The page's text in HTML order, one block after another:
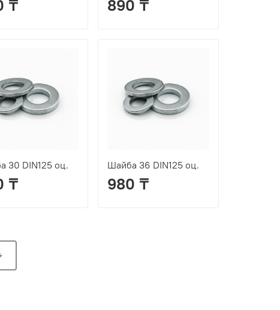
₸ 890 ₸
30 DIN125 оц.
₸
Шайба 36 DIN125 оц.
980 ₸